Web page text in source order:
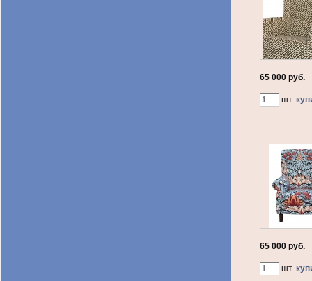
65 000 руб.
шт.
65 000 руб.
шт.